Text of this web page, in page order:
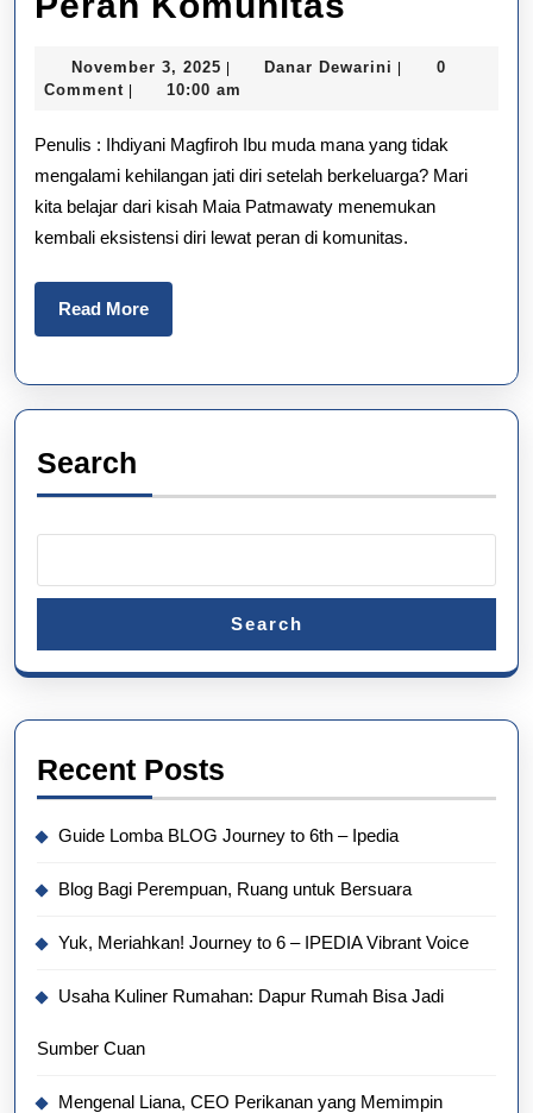
Eksistensi
Diri
dalam
Peran
November 3, 2025 November
3,
Danar Dewarini Danar0
Comment
10:00 am
Penulis : Ihdiyani Magfiroh Ibu muda mana yang tidak
mengalami kehilangan jati diri setelah berkeluarga? Mari
kita belajar dari kisah Maia Patmawaty menemukan
kembali eksistensi diri lewat peran di komunitas.
Read MoreRead
More
Search
Search
Recent Posts
Guide Lomba BLOG Journey to 6th – Ipedia
Blog Bagi Perempuan, Ruang untuk Bersuara
Yuk, Meriahkan! Journey to 6 – IPEDIA Vibrant Voice
Usaha Kuliner Rumahan: Dapur Rumah Bisa Jadi
Sumber Cuan
Mengenal Liana, CEO Perikanan yang Memimpin